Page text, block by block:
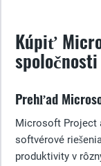
Kúpiť
Prehľad
Microsoft Project
softvérové
produktivity v